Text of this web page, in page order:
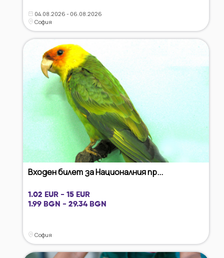
04.08.2026 - 06.08.2026
София
Входен билет за Националния пр...
1.02 EUR - 15 EUR
1.99 BGN - 29.34 BGN
София